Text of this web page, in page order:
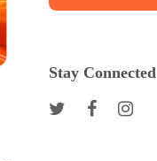
Stay Connected